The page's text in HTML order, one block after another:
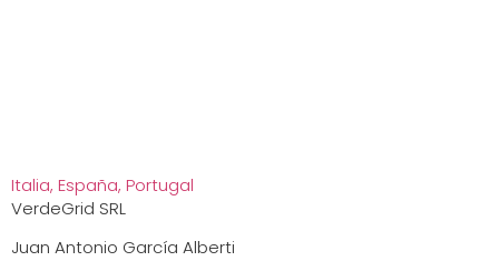
Italia, España, Portugal
VerdeGrid SRL
Juan Antonio García Alberti